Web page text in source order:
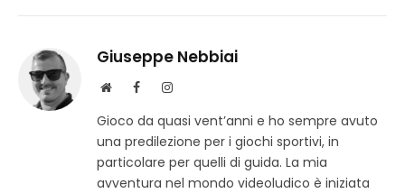
Giuseppe Nebbiai
S
t
o
w
F
c
e
b
I
s
t
a
Gioco da quasi vent’anni e ho sempre avuto
una predilezione per i giochi sportivi, in
particolare per quelli di guida. La mia
avventura nel mondo videoludico è iniziata